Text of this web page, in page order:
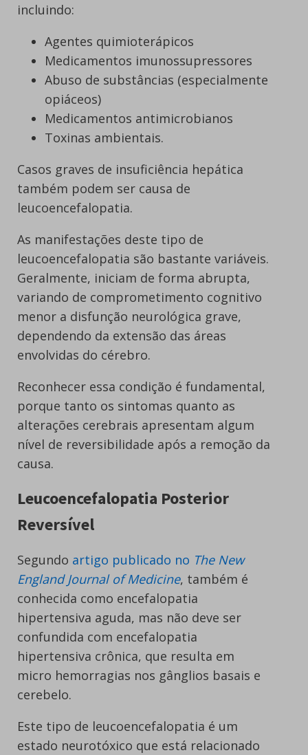
incluindo:
Agentes quimioterápicos
Medicamentos imunossupressores
Abuso de substâncias (especialmente
opiáceos)
Medicamentos antimicrobianos
Toxinas ambientais.
Casos graves de insuficiência hepática
também podem ser causa de
leucoencefalopatia.
As manifestações deste tipo de
leucoencefalopatia são bastante variáveis.
Geralmente, iniciam de forma abrupta,
variando de comprometimento cognitivo
menor a disfunção neurológica grave,
dependendo da extensão das áreas
envolvidas do cérebro.
Reconhecer essa condição é fundamental,
porque tanto os sintomas quanto as
alterações cerebrais apresentam algum
nível de reversibilidade após a remoção da
causa.
Leucoencefalopatia Posterior
Reversível
Segundo artigo publicado no The New
England Journal of Medicine, também é
conhecida como encefalopatia
hipertensiva aguda, mas não deve ser
confundida com encefalopatia
hipertensiva crônica, que resulta em
micro hemorragias nos gânglios basais e
cerebelo.
Este tipo de leucoencefalopatia é um
estado neurotóxico que está relacionado